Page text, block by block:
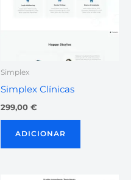
Simplex
Simplex Clínicas
299,00 €
ADICIONAR